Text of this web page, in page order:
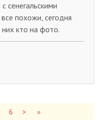
сенегальскими
похожи, сегодня
кто на фото.
6 > »